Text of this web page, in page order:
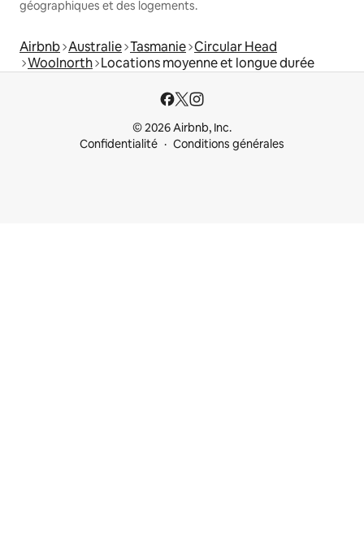
géographiques et des logements.
Airbnb Australie Tasmanie Circular Head
Woolnorth Locations moyenne et longue durée
© 2026 Airbnb, Inc.
Confidentialité
Conditions générales